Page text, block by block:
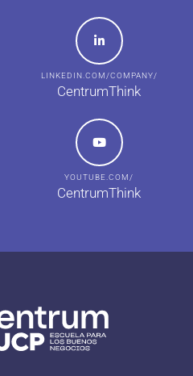
LINKEDIN.COM/COMPANY/
CentrumThink
YOUTUBE.COM/
CentrumThink